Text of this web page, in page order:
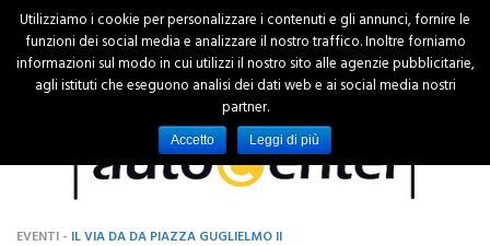
Utilizziamo i cookie per personalizzare i contenuti e gli annunci, fornire le
funzioni dei social media e analizzare il nostro traffico. Inoltre forniamo
informazioni sul modo in cui utilizzi il nostro sito alle agenzie pubblicitarie,
agli istituti che eseguono analisi dei dati web e ai social media nostri
partner.
Accetto Leggi di più